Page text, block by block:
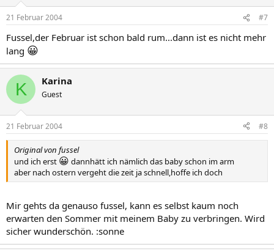
21 Februar 2004 #7
Fussel,der Februar ist schon bald rum...dann ist es nicht mehr
lang 😀
K Karina
Guest
21 Februar 2004 #8
Original von fussel
und ich erst 😀 dannhätt ich nämlich das baby schon im arm
aber nach ostern vergeht die zeit ja schnell,hoffe ich doch
Mir gehts da genauso fussel, kann es selbst kaum noch
erwarten den Sommer mit meinem Baby zu verbringen. Wird
sicher wunderschön. :sonne